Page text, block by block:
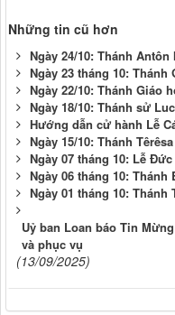
Những tin cũ hơn
Ngày 24/10: Thánh Antôn
Ngày 23 tháng 10:
Ngày 22/10: Thánh Giáo
Ngày 18/10: Thánh sử
Hướng dẫn cử hành Lễ
Ngày 15/10: Thánh
Ngày 07 tháng 10: Lễ
Ngày 06 tháng 10:
Ngày 01 tháng 10:
Uỷ ban Loan báo Tin
và phục vụ
(13/09/2025)